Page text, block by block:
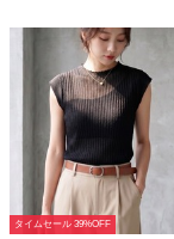
タイムセール 39%OFF